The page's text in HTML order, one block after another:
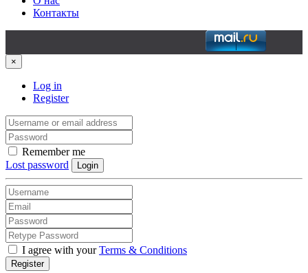
Контакты
×
Log in
Register
Remember me
Lost password
Login
I agree with yourTerms & Conditions
Register